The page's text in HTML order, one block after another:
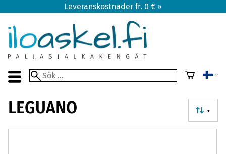
Leveranskostnader fr. 0 € »
▼
LEGUANO